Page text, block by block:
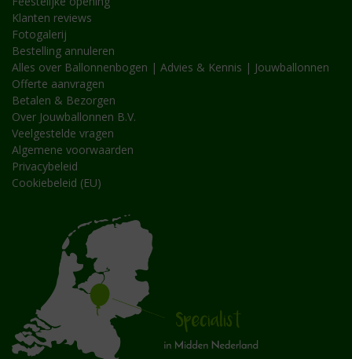
Klanten reviews
Fotogalerij
Bestelling annuleren
Alles over Ballonnenbogen | Advies & Kennis | Jouwballonnen
Offerte aanvragen
Betalen & Bezorgen
Over Jouwballonnen B.V.
Veelgestelde vragen
Algemene voorwaarden
Privacybeleid
Cookiebeleid (EU)